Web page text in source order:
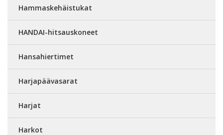
Hammaskehäistukat
HANDAI-hitsauskoneet
Hansahiertimet
Harjapäävasarat
Harjat
Harkot